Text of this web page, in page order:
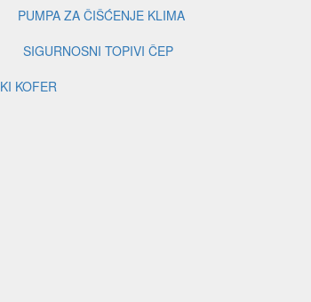
PUMPA ZA ČIŠĆENJE KLIMA
SIGURNOSNI TOPIVI ČEP
KOFER